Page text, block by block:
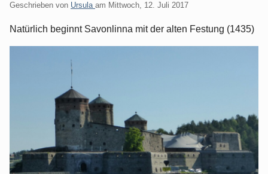
Geschrieben von Ursula am Mittwoch, 12. Juli 2017
Natürlich beginnt Savonlinna mit der alten Festung (1435)